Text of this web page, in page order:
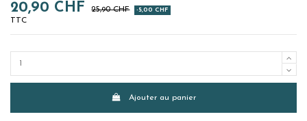
20,90 CHF 25,90 CHF -5,00 CHF
TTC
Ajouter au panier